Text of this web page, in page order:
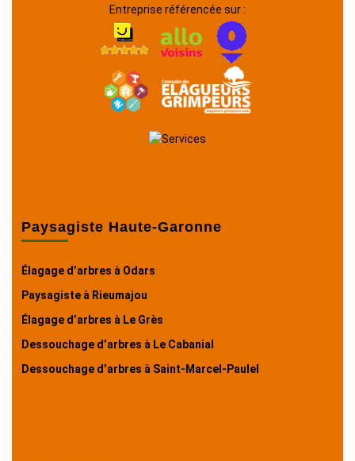
Entreprise référencée sur :
Paysagiste Haute-Garonne
Élagage d’arbres à Odars
Paysagiste à Rieumajou
Élagage d’arbres à Le Grès
Dessouchage d’arbres à Le Cabanial
Dessouchage d’arbres à Saint-Marcel-Paulel